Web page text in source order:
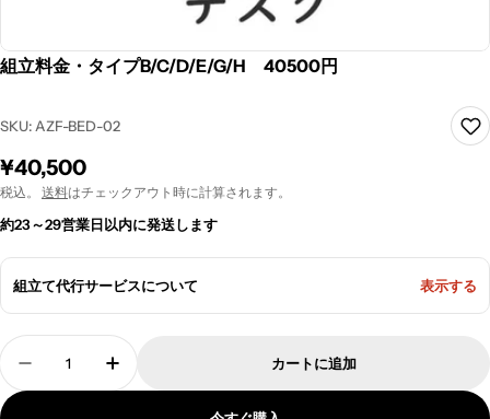
組立料金・タイプB/C/D/E/G/H 40500円
SKU: AZF-BED-02
通
常
価
¥40,500
税込。 送料はチェックアウト時に計算されます。
約23～29営業日以内に発送します
組立て代行サービスについて 表示する
数
量
組立料金・タイプB/C/D/E/G/H 40500円の数量を
組立料金・タイプB/C/D/E/G/H 40500
カートに追加